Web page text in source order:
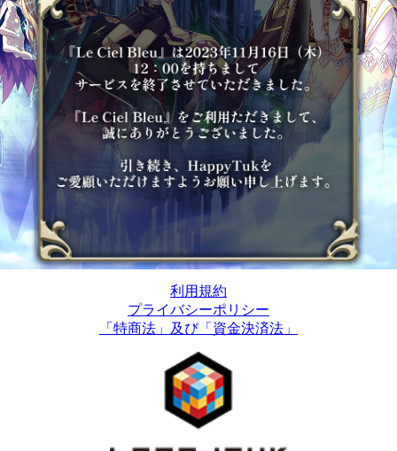
利用規約
プライバシーポリシー
「特商法」及び「資金決済法」